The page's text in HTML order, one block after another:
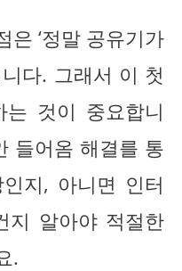
은 ‘정말 공유기가
다. 그래서 이 첫
것이 중요합니
들어옴 해결를 통
지, 아니면 인터
지 알아야 적절한
.